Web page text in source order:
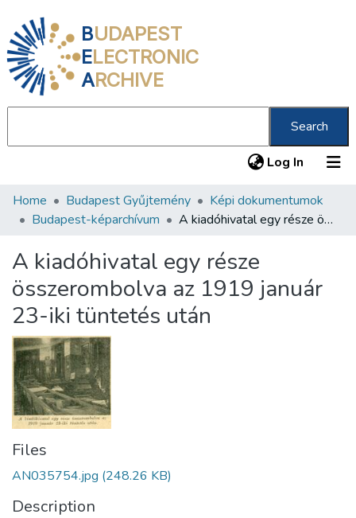
BUDAPEST
ELECTRONIC
ARCHIVE
Search
Log In (current)
Communities & Collections
Statistics
About us
Home Budapest Gyűjtemény
Képi dokumentumok
Budapest-képarchívum
A kiadóhivatal egy része összerombolva az 1919 január 23-iki tüntetés után
A kiadóhivatal egy része
összerombolva az 1919 január
23-iki tüntetés után
Files
AN035754.jpg (248.26 KB)
Description